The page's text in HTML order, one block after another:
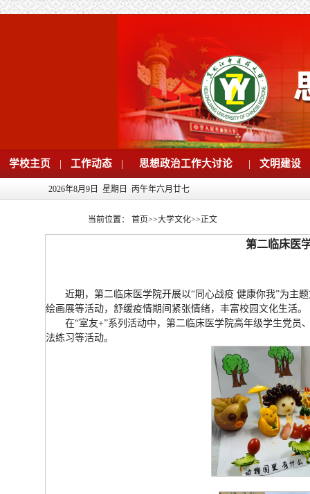
学校主页 | 工作动态 | 思想政治工作大讨论 | 文明建设
2026年8月9日 星期日 丙午年六月廿七
当前位置： 首页>>大学文化>>正文
第二临床医
近期，第二临床医学院开展以“同心战疫 健康你我”为主
绘画展等活动，舒缓疫情期间紧张情绪，丰富校园文化生活。
在“室友+”系列活动中，第二临床医学院高年级学生党员
法练习等活动。